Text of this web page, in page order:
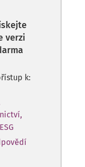
verzi
k: